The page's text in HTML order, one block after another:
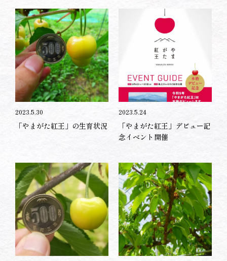
2023.5.30
「やまがた紅王」の生育状況
2023.5.24
「やまがた紅王」デビュー記
念イベント開催